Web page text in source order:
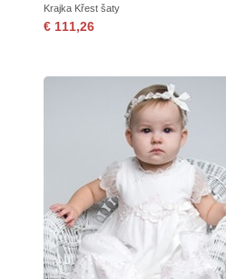
Krajka Křest šaty
€ 111,26